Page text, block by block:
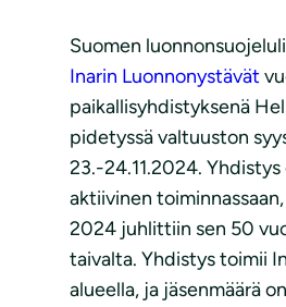
Suomen
Inarin Luonnonystävät
paikallisyhdistyksenä
pidetyssä valtuuston
23.-24.11.2024.
aktiivinen
2024 juhlittiin sen 50
taivalta. Yhdistys toimii
alueella, ja jäsenmäärä on